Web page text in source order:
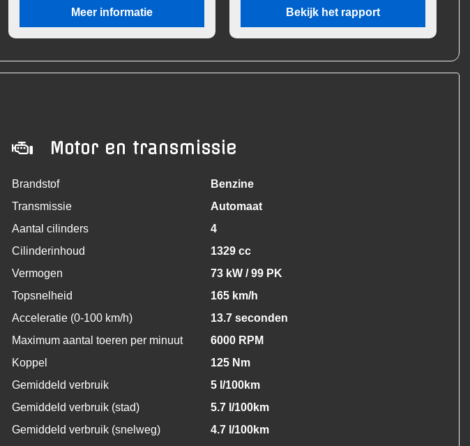
Meer informatie Bekijk het rapport
Motor en transmissie
Brandstof
Benzine
Transmissie
Automaat
Aantal cilinders
4
Cilinderinhoud
1329 cc
Vermogen
73 kW / 99 PK
Topsnelheid
165 km/h
Acceleratie (0-100 km/h)
13.7 seconden
Maximum aantal toeren per minuut
6000 RPM
Koppel
125 Nm
Gemiddeld verbruik
5 l/100km
Gemiddeld verbruik (stad)
5.7 l/100km
Gemiddeld verbruik (snelweg)
4.7 l/100km